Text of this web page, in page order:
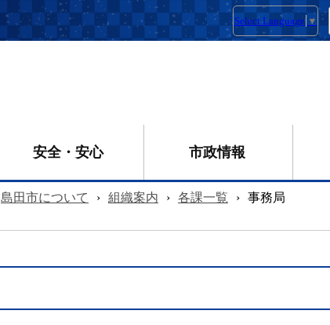
Select Language ▼
安全・安心 市政情報
島田市について › 組織案内 › 各課一覧 › 事務局